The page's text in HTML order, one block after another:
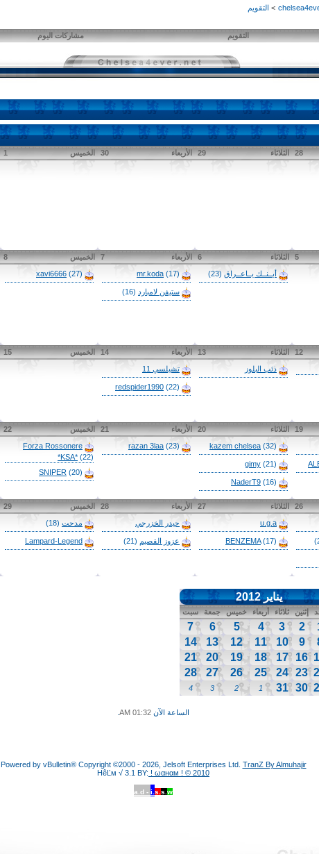
> التقويم
التقويم مشاركات اليوم
28
29 الثلاثاء 30 الأربعاء 1 الخميس
5
6 الثلاثاء
أبــنــك يــاعــراق (23)
7 الأربعاء
mr.koda (17)
ستيفن لامبارد (16)
8 الخميس
xavi6666 (27)
12
13 الثلاثاء
ذئب البلوز
14 الأربعاء
تشيلسي 11
redspider1990 (22)
15 الخميس
19
20 الثلاثاء
kazem chelsea (32)
gimy (21)
NaderT9 (16)
21 الأربعاء
razan 3laa (23)
22 الخميس
Forza Rossonere
*KSA* (22)
SNIPER (20)
26
27 الثلاثاء
u.g.a
BENZEMA(17)
28 الأربعاء
حيدر الخزرجي
عزوز القصيم (21)
29 الخميس
مدحت (18)
Lampard-Legend
يناير 2012
إثنين ثلاثاء أربعاء خميس جمعة
سبت
2
3
4
5
6
7
9
10
11
12
13
14
16
17
18
19
20
21
23
24
25
26
27
28
30
31
1
2
3
4
الساعة الآن 01:32 AM
Powered by vBulletin® Copyright ©2000 - 2026, Jelsoft Enterprises Ltd. TranZ By Almuhajir
HêĽм √ 3.1 BY: ! ωαнαм ! © 2010
a.d - i. s. s. w